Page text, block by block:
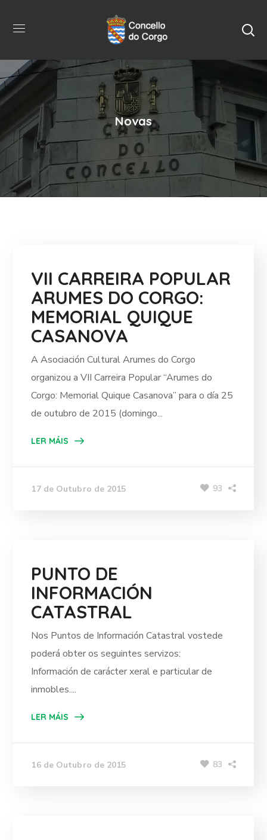
Novas
VII CARREIRA POPULAR
ARUMES DO CORGO:
MEMORIAL QUIQUE
CASANOVA
A Asociación Cultural Arumes do Corgo
organizou a VII Carreira Popular “Arumes do
Corgo: Memorial Quique Casanova” para o día 25
de outubro de 2015 (domingo...
LER MÁIS
17 de Outubro de 2015 93
PUNTO DE
INFORMACIÓN
CATASTRAL
Nos Puntos de Información Catastral vostede
poderá obter os seguintes servizos:
Información de carácter xeral e particular de
inmobles....
LER MÁIS
16 de Outubro de 2015 83